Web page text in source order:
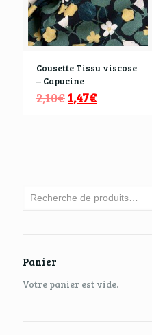
Cousette Tissu viscose
– Capucine
2,10€1,47€
Panier
Votre panier est vide.